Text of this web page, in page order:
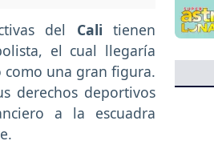
del Cali tienen
el cual llegaría
como una gran figura.
derechos deportivos
a la escuadra